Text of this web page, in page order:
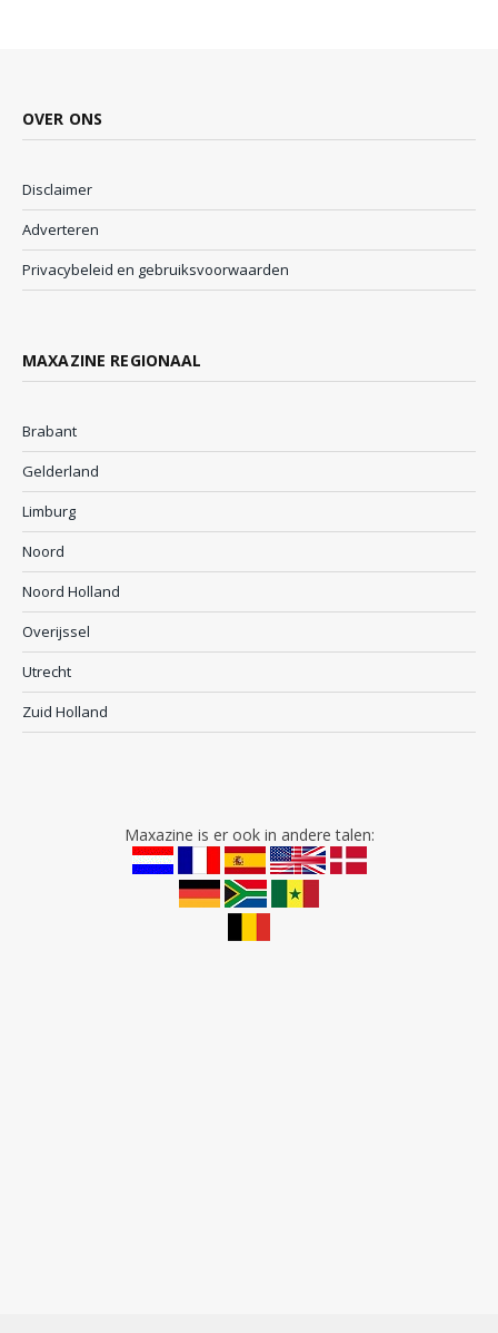
OVER ONS
Disclaimer
Adverteren
Privacybeleid en gebruiksvoorwaarden
MAXAZINE REGIONAAL
Brabant
Gelderland
Limburg
Noord
Noord Holland
Overijssel
Utrecht
Zuid Holland
Maxazine is er ook in andere talen: